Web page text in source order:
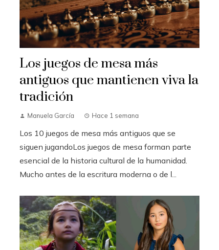
Los juegos de mesa más
antiguos que mantienen viva la
tradición
Manuela García Hace 1 semana
Los 10 juegos de mesa más antiguos que se
siguen jugandoLos juegos de mesa forman parte
esencial de la historia cultural de la humanidad.
Mucho antes de la escritura moderna o de l...